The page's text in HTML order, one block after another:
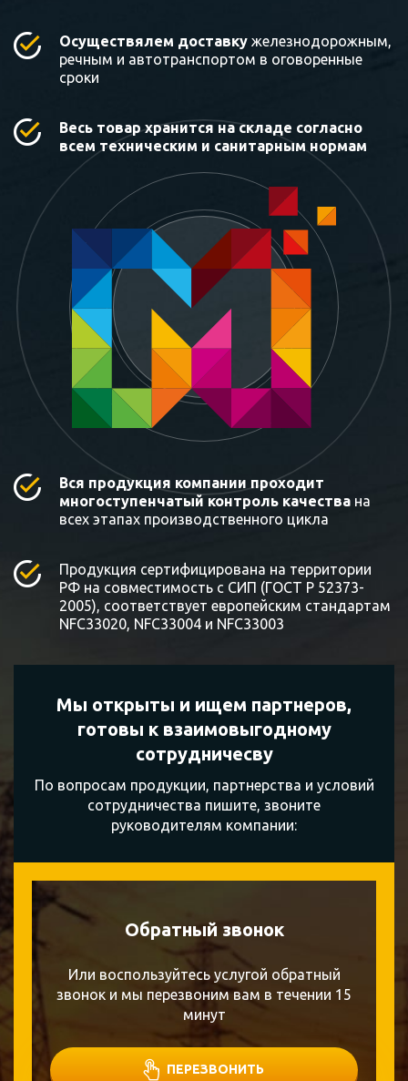
Осуществялем доставку железнодорожным,
речным и автотранспортом в оговоренные
сроки
Весь товар хранится на складе согласно
всем техническим и санитарным нормам
Вся продукция компании проходит
многоступенчатый контроль качества на
всех этапах производственного цикла
Продукция сертифицирована на территории
РФ на совместимость с СИП (ГОСТ Р 52373-
2005), соответствует европейским стандартам
NFC33020, NFC33004 и NFC33003
Мы открыты и ищем партнеров,
готовы квзаимовыгодному
сотрудничесву
По вопросам продукции, партнерства и условий
сотрудничества пишите, звоните
руководителям компании:
Обратный звонок
Или воспользуйтесь услугой обратный
звонок и мы перезвоним вам в течении 15
минут
ПЕРЕЗВОНИТЬ